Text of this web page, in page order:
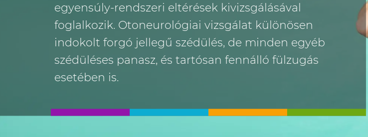
egyensúly-rendszeri eltérések kivizsgálásával
foglalkozik. Otoneurológiai vizsgálat különösen
indokolt forgó jellegű szédülés, de minden egyéb
szédüléses panasz, és tartósan fennálló fülzugás
esetében is.